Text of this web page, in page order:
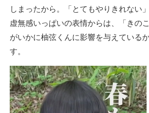
しまったから。「とてもやりきれない
虚無感いっぱいの表情からは、「きの
がいかに柚弦くんに影響を与えている
す。